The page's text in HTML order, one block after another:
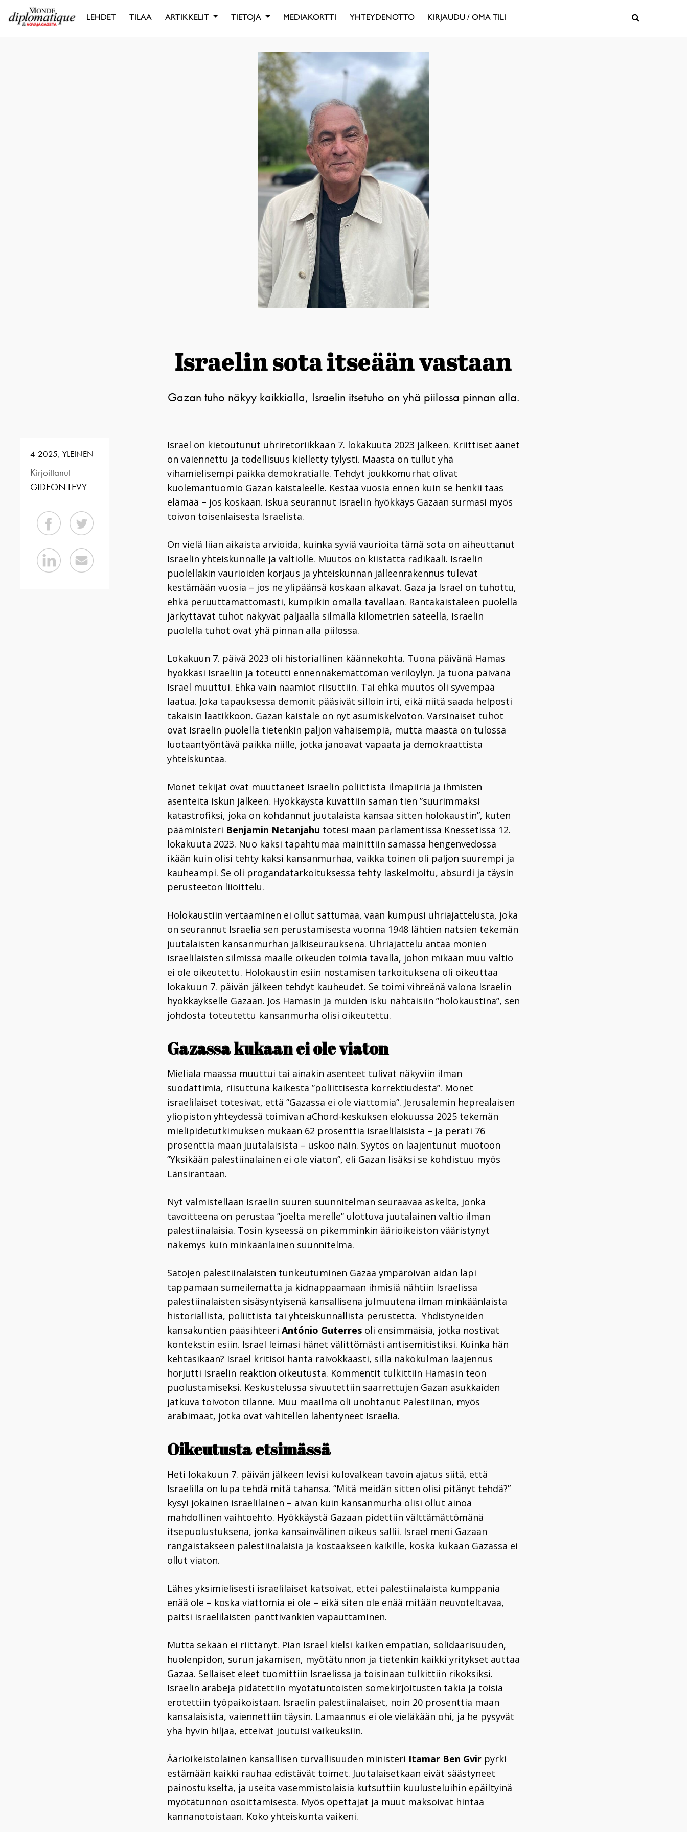
LEHDET TILAA ARTIKKELIT TIETOJA MEDIAKORTTI YHTEYDENOTTO KIRJAUDU / OMA TILI
Israelin sota itseään vastaan
Gazan tuho näkyy kaikkialla, Israelin itsetuho on yhä piilossa pinnan alla.
4-2025,YLEINEN
Kirjoittanut
GIDEON LEVY
Israel on kietoutunut uhriretoriikkaan 7. lokakuuta 2023 jälkeen. Kriittiset äänet
on vaiennettu ja todellisuus kielletty tylysti. Maasta on tullut yhä
vihamielisempi paikka demokratialle. Tehdyt joukkomurhat olivat
kuolemantuomio Gazan kaistaleelle. Kestää vuosia ennen kuin se henkii taas
elämää – jos koskaan. Iskua seurannut Israelin hyökkäys Gazaan surmasi myös
toivon toisenlaisesta Israelista.
On vielä liian aikaista arvioida, kuinka syviä vaurioita tämä sota on aiheuttanut
Israelin yhteiskunnalle ja valtiolle. Muutos on kiistatta radikaali. Israelin
puolellakin vaurioiden korjaus ja yhteiskunnan jälleenrakennus tulevat
kestämään vuosia – jos ne ylipäänsä koskaan alkavat. Gaza ja Israel on tuhottu,
ehkä peruuttamattomasti, kumpikin omalla tavallaan. Rantakaistaleen puolella
järkyttävät tuhot näkyvät paljaalla silmällä kilometrien säteellä, Israelin
puolella tuhot ovat yhä pinnan alla piilossa.
Lokakuun 7. päivä 2023 oli historiallinen käännekohta. Tuona päivänä Hamas
hyökkäsi Israeliin ja toteutti ennennäkemättömän verilöylyn. Ja tuona päivänä
Israel muuttui. Ehkä vain naamiot riisuttiin. Tai ehkä muutos oli syvempää
laatua. Joka tapauksessa demonit pääsivät silloin irti, eikä niitä saada helposti
takaisin laatikkoon. Gazan kaistale on nyt asumiskelvoton. Varsinaiset tuhot
ovat Israelin puolella tietenkin paljon vähäisempiä, mutta maasta on tulossa
luotaantyöntävä paikka niille, jotka janoavat vapaata ja demokraattista
yhteiskuntaa.
Monet tekijät ovat muuttaneet Israelin poliittista ilmapiiriä ja ihmisten
asenteita iskun jälkeen. Hyökkäystä kuvattiin saman tien ”suurimmaksi
katastrofiksi, joka on kohdannut juutalaista kansaa sitten holokaustin”, kuten
pääministeri Benjamin Netanjahu totesi maan parlamentissa Knessetissä 12.
lokakuuta 2023. Nuo kaksi tapahtumaa mainittiin samassa hengenvedossa
ikään kuin olisi tehty kaksi kansanmurhaa, vaikka toinen oli paljon suurempi ja
kauheampi. Se oli progandatarkoituksessa tehty laskelmoitu, absurdi ja täysin
perusteeton liioittelu.
Holokaustiin vertaaminen ei ollut sattumaa, vaan kumpusi uhriajattelusta, joka
on seurannut Israelia sen perustamisesta vuonna 1948 lähtien natsien tekemän
juutalaisten kansanmurhan jälkiseurauksena. Uhriajattelu antaa monien
israelilaisten silmissä maalle oikeuden toimia tavalla, johon mikään muu valtio
ei ole oikeutettu. Holokaustin esiin nostamisen tarkoituksena oli oikeuttaa
lokakuun 7. päivän jälkeen tehdyt kauheudet. Se toimi vihreänä valona Israelin
hyökkäykselle Gazaan. Jos Hamasin ja muiden isku nähtäisiin ”holokaustina”, sen
johdosta toteutettu kansanmurha olisi oikeutettu.
Gazassa kukaan ei ole viaton
Mieliala maassa muuttui tai ainakin asenteet tulivat näkyviin ilman
suodattimia, riisuttuna kaikesta ”poliittisesta korrektiudesta”. Monet
israelilaiset totesivat, että ”Gazassa ei ole viattomia”. Jerusalemin heprealaisen
yliopiston yhteydessä toimivan aChord-keskuksen elokuussa 2025 tekemän
mielipidetutkimuksen mukaan 62 prosenttia israelilaisista – ja peräti 76
prosenttia maan juutalaisista – uskoo näin. Syytös on laajentunut muotoon
”Yksikään palestiinalainen ei ole viaton”, eli Gazan lisäksi se kohdistuu myös
Länsirantaan.
Nyt valmistellaan Israelin suuren suunnitelman seuraavaa askelta, jonka
tavoitteena on perustaa ”joelta merelle” ulottuva juutalainen valtio ilman
palestiinalaisia. Tosin kyseessä on pikemminkin äärioikeiston vääristynyt
näkemys kuin minkäänlainen suunnitelma.
Satojen palestiinalaisten tunkeutuminen Gazaa ympäröivän aidan läpi
tappamaan sumeilematta ja kidnappaamaan ihmisiä nähtiin Israelissa
palestiinalaisten sisäsyntyisenä kansallisena julmuutena ilman minkäänlaista
historiallista, poliittista tai yhteiskunnallista perustetta. Yhdistyneiden
kansakuntien pääsihteeri António Guterres oli ensimmäisiä, jotka nostivat
kontekstin esiin. Israel leimasi hänet välittömästi antisemitistiksi. Kuinka hän
kehtasikaan? Israel kritisoi häntä raivokkaasti, sillä näkökulman laajennus
horjutti Israelin reaktion oikeutusta. Kommentit tulkittiin Hamasin teon
puolustamiseksi. Keskustelussa sivuutettiin saarrettujen Gazan asukkaiden
jatkuva toivoton tilanne. Muu maailma oli unohtanut Palestiinan, myös
arabimaat, jotka ovat vähitellen lähentyneet Israelia.
Oikeutusta etsimässä
Heti lokakuun 7. päivän jälkeen levisi kulovalkean tavoin ajatus siitä, että
Israelilla on lupa tehdä mitä tahansa. ”Mitä meidän sitten olisi pitänyt tehdä?”
kysyi jokainen israelilainen – aivan kuin kansanmurha olisi ollut ainoa
mahdollinen vaihtoehto. Hyökkäystä Gazaan pidettiin välttämättömänä
itsepuolustuksena, jonka kansainvälinen oikeus sallii. Israel meni Gazaan
rangaistakseen palestiinalaisia ja kostaakseen kaikille, koska kukaan Gazassa ei
ollut viaton.
Lähes yksimielisesti israelilaiset katsoivat, ettei palestiinalaista kumppania
enää ole – koska viattomia ei ole – eikä siten ole enää mitään neuvoteltavaa,
paitsi israelilaisten panttivankien vapauttaminen.
Mutta sekään ei riittänyt. Pian Israel kielsi kaiken empatian, solidaarisuuden,
huolenpidon, surun jakamisen, myötätunnon ja tietenkin kaikki yritykset auttaa
Gazaa. Sellaiset eleet tuomittiin Israelissa ja toisinaan tulkittiin rikoksiksi.
Israelin arabeja pidätettiin myötätuntoisten somekirjoitusten takia ja toisia
erotettiin työpaikoistaan. Israelin palestiinalaiset, noin 20 prosenttia maan
kansalaisista, vaiennettiin täysin. Lamaannus ei ole vieläkään ohi, ja he pysyvät
yhä hyvin hiljaa, etteivät joutuisi vaikeuksiin.
Äärioikeistolainen kansallisen turvallisuuden ministeri Itamar Ben Gvir pyrki
estämään kaikki rauhaa edistävät toimet. Juutalaisetkaan eivät säästyneet
painostukselta, ja useita vasemmistolaisia kutsuttiin kuulusteluihin epäiltyinä
myötätunnon osoittamisesta. Myös opettajat ja muut maksoivat hintaa
kannanotoistaan. Koko yhteiskunta vaikeni.